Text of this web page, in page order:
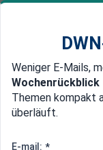
Newsticker
Edelmetalle
Schlechte Aussichten
Weniger E-Mails,
Wochenrückblick
Themen kompakt
überläuft.
E-mail: *